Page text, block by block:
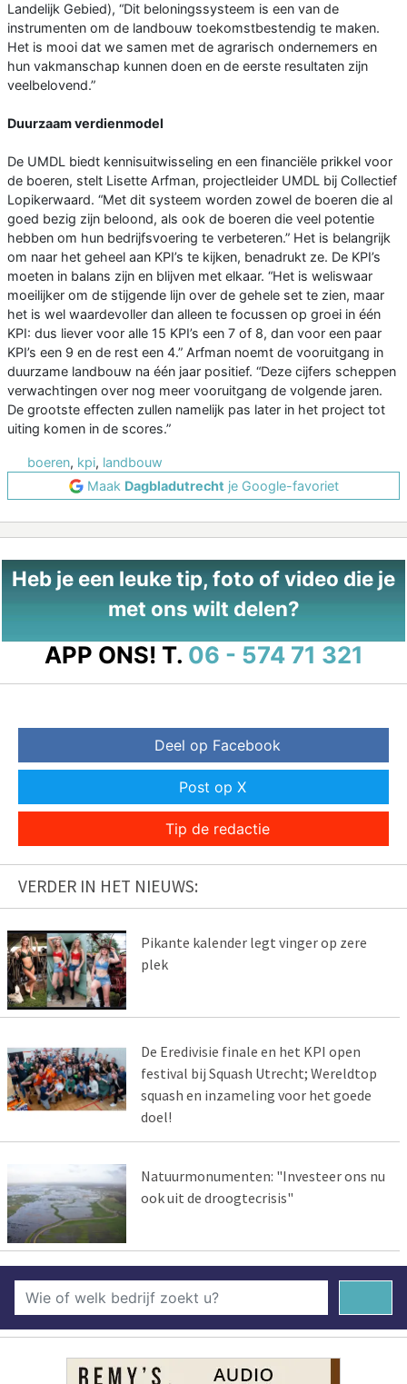
Landelijk Gebied), “Dit beloningssysteem is een van de
instrumenten om de landbouw toekomstbestendig te maken.
Het is mooi dat we samen met de agrarisch ondernemers en
hun vakmanschap kunnen doen en de eerste resultaten zijn
veelbelovend.”
Duurzaam verdienmodel
De UMDL biedt kennisuitwisseling en een financiële prikkel voor
de boeren, stelt Lisette Arfman, projectleider UMDL bij Collectief
Lopikerwaard. “Met dit systeem worden zowel de boeren die al
goed bezig zijn beloond, als ook de boeren die veel potentie
hebben om hun bedrijfsvoering te verbeteren.” Het is belangrijk
om naar het geheel aan KPI’s te kijken, benadrukt ze. De KPI’s
moeten in balans zijn en blijven met elkaar. “Het is weliswaar
moeilijker om de stijgende lijn over de gehele set te zien, maar
het is wel waardevoller dan alleen te focussen op groei in één
KPI: dus liever voor alle 15 KPI’s een 7 of 8, dan voor een paar
KPI’s een 9 en de rest een 4.” Arfman noemt de vooruitgang in
duurzame landbouw na één jaar positief. “Deze cijfers scheppen
verwachtingen over nog meer vooruitgang de volgende jaren.
De grootste effecten zullen namelijk pas later in het project tot
uiting komen in de scores.”
boeren, kpi, landbouw
Maak Dagbladutrecht je Google-favoriet
Heb je een leuke tip, foto of video die je
met ons wilt delen?
APP ONS! T. 06 - 574 71 321
Deel op Facebook
Post op X
Tip de redactie
VERDER IN HET NIEUWS:
Pikante kalender legt vinger op zere
plek
De Eredivisie finale en het KPI open
festival bij Squash Utrecht; Wereldtop
squash en inzameling voor het goede
doel!
Natuurmonumenten: "Investeer ons nu
ook uit de droogtecrisis"